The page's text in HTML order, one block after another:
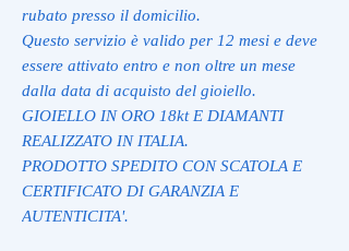
rubato presso il domicilio.
Questo servizio è valido per 12 mesi e deve
essere attivato entro e non oltre un mese
dalla data di acquisto del gioiello.
GIOIELLO IN ORO 18kt E DIAMANTI
REALIZZATO IN ITALIA.
PRODOTTO SPEDITO CON SCATOLA E
CERTIFICATO DI GARANZIA E
AUTENTICITA'.